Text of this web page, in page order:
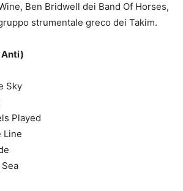
Ben Bridwell dei Band Of Horses,
strumentale greco dei Takim.
Anti)
Sky
Played
Line